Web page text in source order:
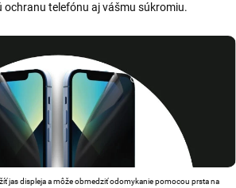
ochranu telefónu aj vášmu súkromiu.
jas displeja a môže obmedziť odomykanie pomocou prsta na